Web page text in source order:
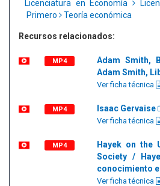
Licenciatura en Economía
Primero
Teoría económica
Recursos relacionados:
MP4
Adam Smith,
Adam Smith,
Ver ficha técnica
MP4 Isaac Gervaise
Ver ficha técnica
MP4
Hayek on the
Society /
conocimiento
Ver ficha técnica